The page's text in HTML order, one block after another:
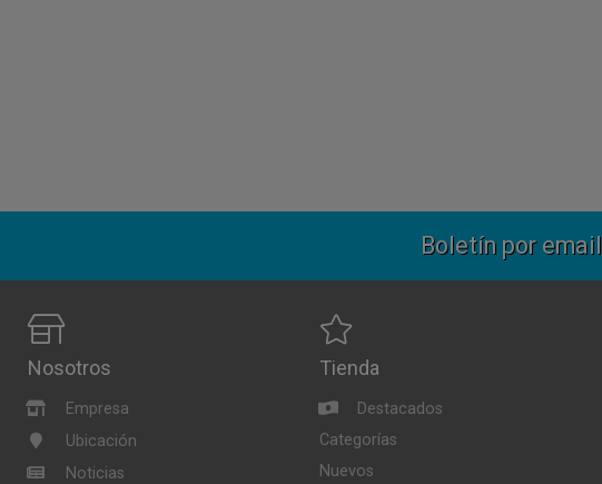
Boletín por email
Nosotros
Empresa
Ubicación
Noticias
Tienda
Destacados
Categorías
Nuevos